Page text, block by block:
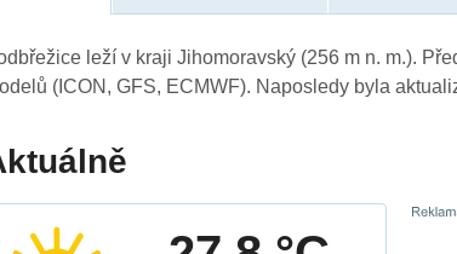
leží v kraji Jihomoravský (256 m n. m.).
(ICON, GFS, ECMWF). Naposledy byla